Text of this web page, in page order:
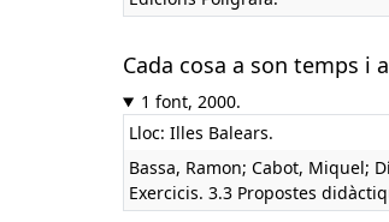
Cada cosa a son temps i
1 font, 2000.
Lloc: Illes Balears.
Bassa, Ramon; Cabot, Miquel;
Exercicis. 3.3 Propostes